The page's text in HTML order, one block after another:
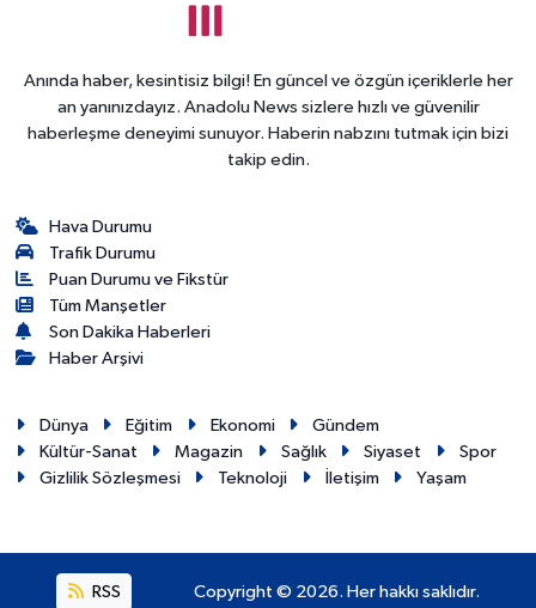
Anında haber, kesintisiz bilgi! En güncel ve özgün içeriklerle her
an yanınızdayız. Anadolu News sizlere hızlı ve güvenilir
haberleşme deneyimi sunuyor. Haberin nabzını tutmak için bizi
takip edin.
Hava Durumu
Trafik Durumu
Puan Durumu ve Fikstür
Tüm Manşetler
Son Dakika Haberleri
Haber Arşivi
Dünya Eğitim Ekonomi
Gündem
Kültür-Sanat
Magazin Sağlık Siyaset
Spor
Gizlilik Sözleşmesi
Teknoloji İletişim Yaşam
RSS Copyright © 2026. Her hakkı saklıdır.